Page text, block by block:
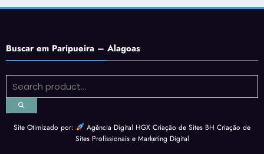
Buscar em Paripueira – Alagoas
Site Otimizado por: Agência Digital HGX Criação de Sites BH Criação de
Sites Profissionaise Marketing Digital